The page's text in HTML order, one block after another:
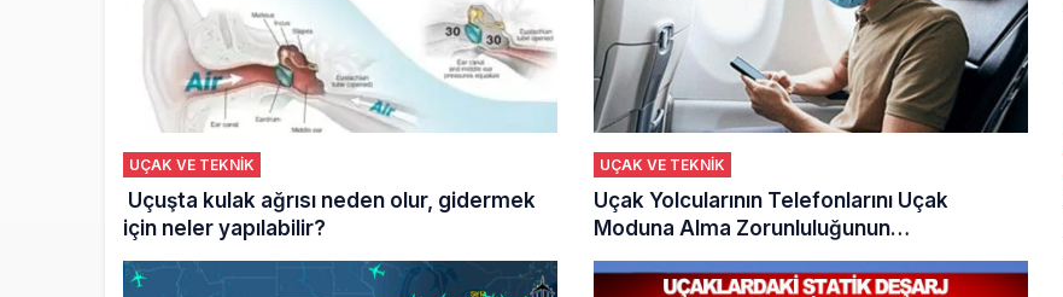
UÇAK VE TEKNİK
Uçuşta kulak ağrısı neden olur, gidermek
için neler yapılabilir?
UÇAK VE TEKNİK
Uçak Yolcularının Telefonlarını Uçak
Moduna Alma Zorunluluğunun
Arkasındaki Nedenler